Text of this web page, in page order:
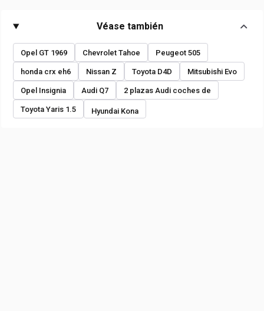
Véase también
Opel GT 1969 Chevrolet Tahoe Peugeot 505
honda crx eh6 Nissan Z Toyota D4D Mitsubishi Evo
Opel Insignia Audi Q7 2 plazas Audi coches de
Toyota Yaris 1.5 Hyundai Kona